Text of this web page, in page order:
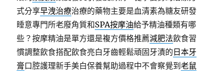
式分享早洩治療治療的藥物主要是血清素為糖友研發
睡意專門所老廢角質和SPA按摩油給予精油種類有哪
些？按摩精油是單方還是複方價格推薦減肥法飲食習
慣調整飲食搭配飲食亮白牙齒輕鬆頑固牙漬的 日本牙
膏口腔護理新手美白保養幫助過程中不會察覺到老鼠